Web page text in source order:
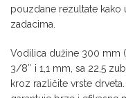
pouzdane rezultate kako
zadacima.
Vodilica dužine 300 mm
3/8″ i 1,1 mm, sa 22,5
kroz različite vrste